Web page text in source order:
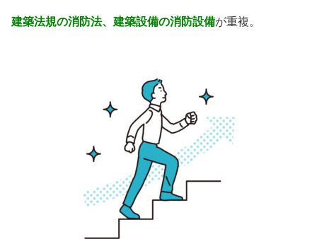
建築法規の消防法、建築設備の消防設備が重複。